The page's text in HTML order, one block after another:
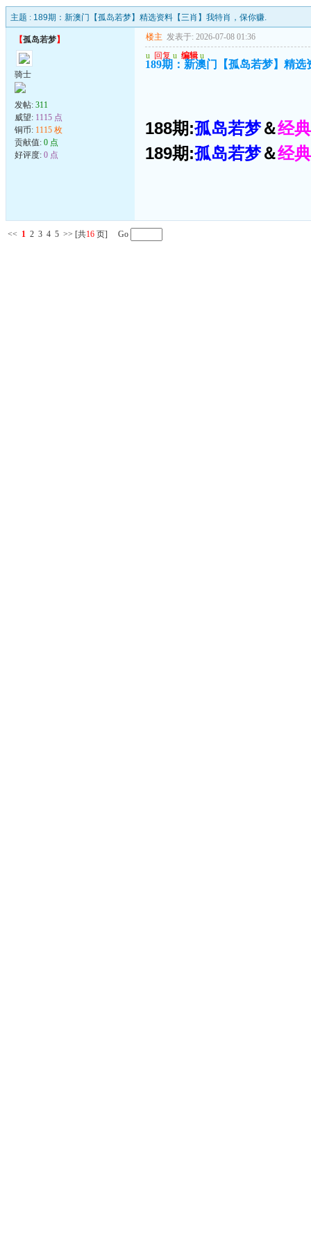
主题 : 189期：新澳门【孤岛若梦】精选资料【三肖】我特肖，保你赚.
【孤岛若梦】
骑士
发帖: 311
威望: 1115 点
铜币: 1115 枚
贡献值: 0 点
好评度: 0 点
楼主 发表于: 2026-07-08 01:36
u 回复 u 编辑 u
189期：新澳门【孤岛若梦】精
188期:孤岛若梦＆经
189期:孤岛若梦＆经
<< 1 2 3 4 5 >> [共16 页] Go